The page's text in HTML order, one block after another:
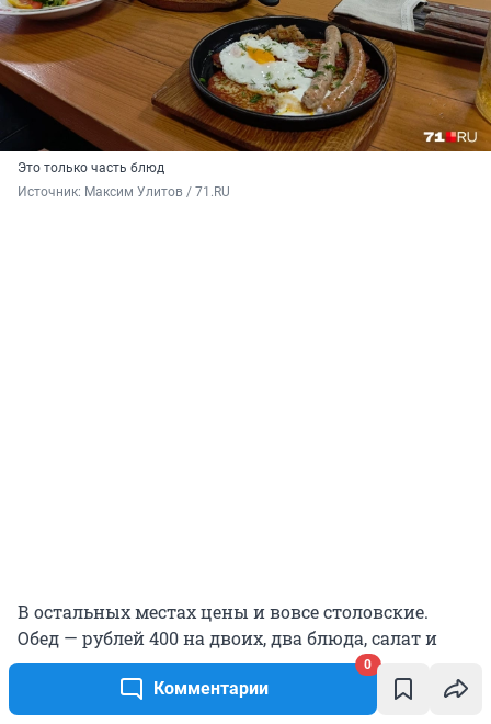
Комментарии
0
Это только часть блюд
Источник: Максим Улитов / 71.RU
В остальных местах цены и вовсе столовские.
Обед — рублей 400 на двоих, два блюда, салат и
напитки. Но когда я говорю «как у нас», я имею в
виду, что в Туле я плачу по ценам столицы
другого государства, в котором качество